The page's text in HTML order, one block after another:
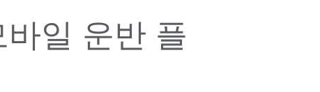
일 운반 플